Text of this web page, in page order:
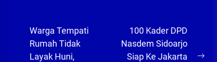
Navigasi
pos
Warga Tempati
Rumah Tidak
Layak Huni,
100 Kader DPD
Nasdem Sidoarjo
Siap Ke Jakarta